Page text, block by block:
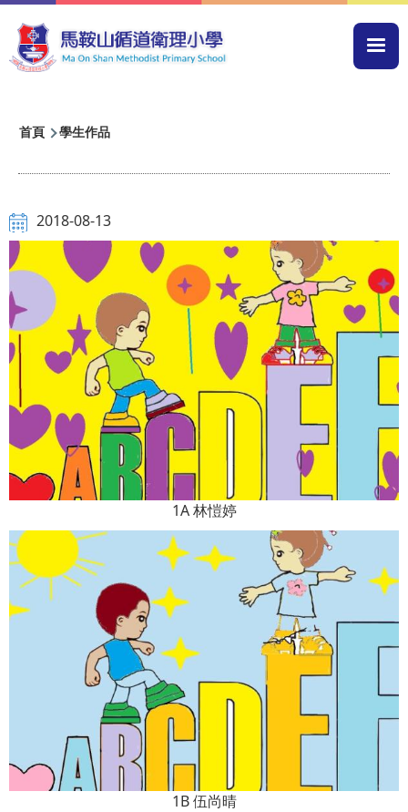
移至主內容
導
連
結
首頁 學生作品
2018-08-13
1A 林愷婷
1B 伍尚晴